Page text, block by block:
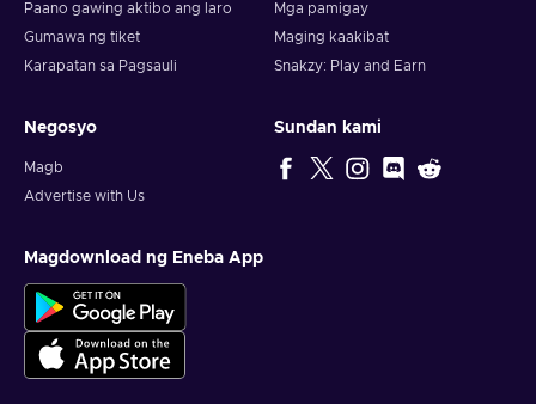
Paano gawing aktibo ang laro
Gumawa ng tiket
Karapatan sa Pagsauli
Mga pamigay
Maging kaakibat
Snakzy: Play and Earn
Negosyo
Magb
Advertise with Us
Sundan kami
Magdownload ng Eneba App